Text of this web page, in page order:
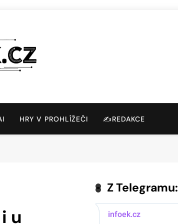
HRY V PROHLÍŽEČI ✍️REDAKCE
u
Z Telegramu: